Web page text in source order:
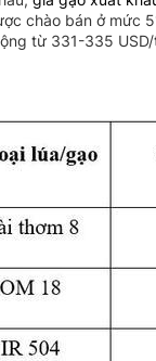
chào bán ở mức
từ 331-335